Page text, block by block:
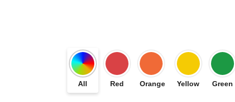
All Red Orange Yellow Green